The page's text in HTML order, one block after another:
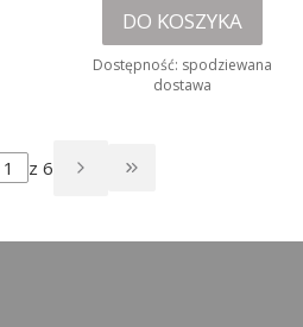
DO KOSZYKA
Dostępność: spodziewana
dostawa
z 6 PRZEJDŹ DO